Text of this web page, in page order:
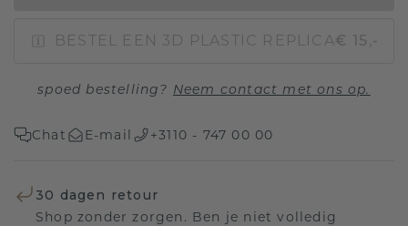
BESTEL EEN 3D PLASTIC REPLICA€ 15,-
spoed bestelling? Neem contact met ons op.
Chat E-mail +3110 - 747 00 00
30 dagen retour
Shop zonder zorgen. Ben je niet volledig